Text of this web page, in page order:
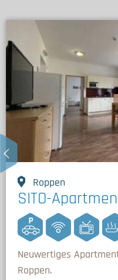
Roppen
SITO-
Neuwertiges
Roppen.